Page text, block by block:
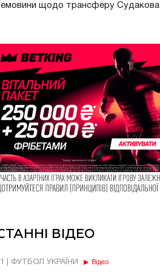
щодо трансферу Судакова
ВІДЕО
| ФУТБОЛ УКРАЇНИ Відео